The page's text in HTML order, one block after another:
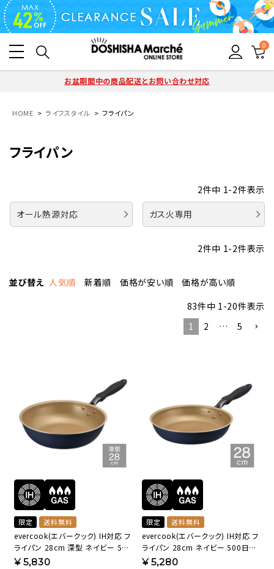
0
お盆期間中の商品配送とお問い合わせ対応
HOME ライフスタイル フライパン
フライパン
2件中 1-2件表示
オール熱源対応
ガス火専用
2件中 1-2件表示
並び替え 人気順 新着順 価格が安い順
価格が高い順
83件中 1-20件表示
1
2 … 5
限定 送料無料
evercook(エバークック) IH対応 フ
ライパン 28cm 深型 ネイビー 500
日保証 EDFP28NV【HO】
¥5,830
限定 送料無料
evercook(エバークック) IH対応 フ
ライパン 28cm ネイビー 500日保
証 EIFP28NV【HO】
¥5,280